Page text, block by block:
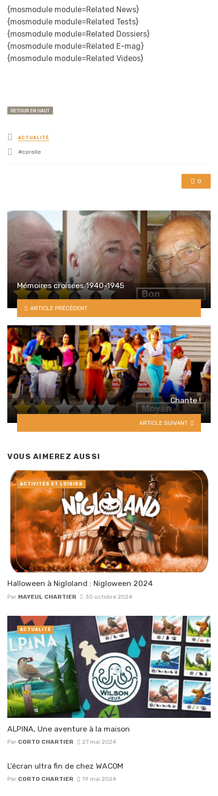
{mosmodule module=Related News}
{mosmodule module=Related Tests}
{mosmodule module=Related Dossiers}
{mosmodule module=Related E-mag}
{mosmodule module=Related Videos}
Posted
in
ACTUALITÉ
Tagged
corolle
0
Mémoires croisées 1940-1945
ARTICLE PRÉCÉDENT
Chante !
ARTICLE SUIVANT
VOUS AIMEREZ AUSSI
Halloween à Nigloland : Nigloween 2024
Par MAYEUL CHARTIER 30 octobre 2024
ACTIVITÉS ET LOISIRS
ALPINA, Une aventure à la maison
Par CORTO CHARTIER 27 mai 2024
ACTUALITÉ
L’écran ultra fin de chez WACOM
Par CORTO CHARTIER 19 mai 2024